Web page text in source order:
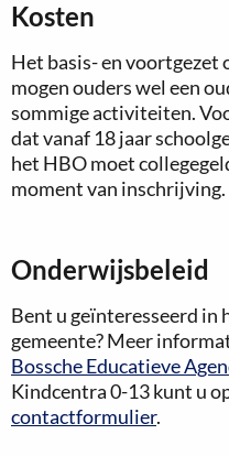
Kosten
Het basis- en voortgezet
mogen ouders wel een
sommige activiteiten.
dat vanaf 18 jaar
het HBO moet
moment van inschrijving.
Onderwijsbeleid
Bent u geïnteresseerd in
gemeente? Meer
Bossche Educatieve
Kindcentra 0-13 kunt u
contactformulier.